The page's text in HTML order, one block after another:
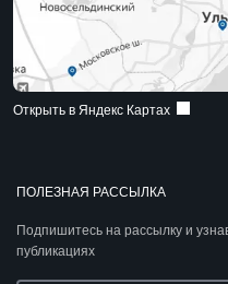
ПОЛЕЗНАЯ РАССЫЛКА
Подпишитесь на рассылку и
публикациях
Открыть в Яндекс Картах